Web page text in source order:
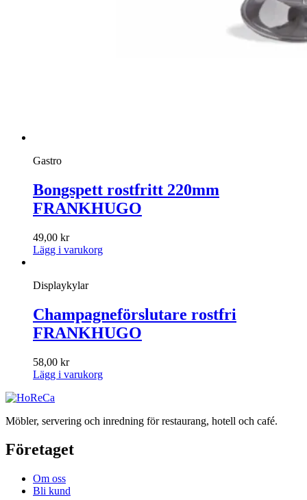
Gastro
Bongspett rostfritt 220mm
FRANKHUGO
49,00 kr
Lägg i varukorg
Displaykylar
Champagneförslutare rostfri
FRANKHUGO
58,00 kr
Lägg i varukorg
Möbler, servering och inredning för restaurang, hotell och café.
Företaget
Om oss
Bli kund